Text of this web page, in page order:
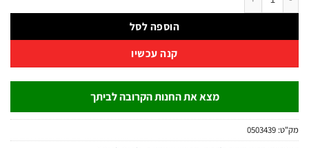
הוספה לסל
קנה עכשיו
מצא את החנות הקרובה לביתך
0503439